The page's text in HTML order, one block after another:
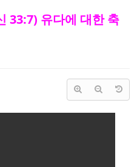
33:7) 유다에 대한 축